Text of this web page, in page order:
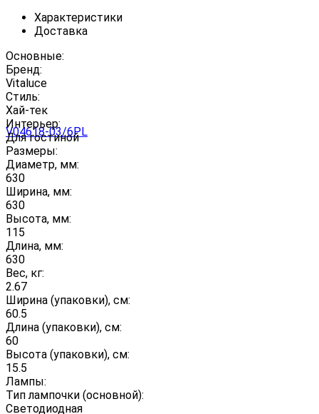
Характеристики
Доставка
Основные:
Бренд:
Vitaluce
Стиль:
Хай-тек
Интерьер:
Для гостиной
Размеры:
Диаметр, мм:
630
Ширина, мм:
630
Высота, мм:
115
Длина, мм:
630
Вес, кг:
2.67
Ширина (упаковки), см:
60.5
Длина (упаковки), см:
60
Высота (упаковки), см:
15.5
Лампы:
Тип лампочки (основной):
Светодиодная